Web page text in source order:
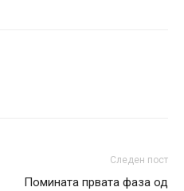
Следен пост
Помината првата фаза од